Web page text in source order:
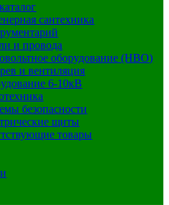
сантехника
и провода
оборудование (НВО)
и вентиляция
6-10кВ
безопасности
щиты
товары